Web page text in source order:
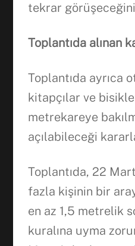
tekrar
Toplantıda alınan
Toplantıda ayrıca
kitapçılar ve
metrekareye
açılabileceği
Toplantıda, 22
fazla kişinin bir
en az 1,5 metrelik
kuralına uyma